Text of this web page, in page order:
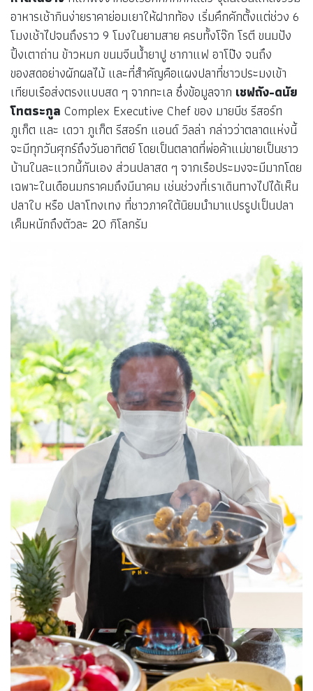
อาหารเช้ากินง่ายราคาย่อมเยาให้ฝากท้อง เริ่มคึกคักตั้งแต่ช่วง 6
โมงเช้าไปจนถึงราว 9 โมงในยามสาย ครบทั้งโจ๊ก โรตี ขนมปัง
ปิ้งเตาถ่าน ข้าวหมก ขนมจีนน้ำยาปู ชากาแฟ อาโป๊ง จนถึง
ของสดอย่างผักผลไม้ และที่สำคัญคือแผงปลาที่ชาวประมงเข้า
เทียบเรือส่งตรงแบบสด ๆ จากทะเล ซึ่งข้อมูลจาก เชฟถัง-ดนัย
โทตระกูล Complex Executive Chef ของ มายบีช รีสอร์ท
ภูเก็ต และ เดวา ภูเก็ต รีสอร์ท แอนด์ วิลล่า กล่าวว่าตลาดแห่งนี้
จะมีทุกวันศุกร์ถึงวันอาทิตย์ โดยเป็นตลาดที่พ่อค้าแม่ขายเป็นชาว
บ้านในละแวกนี้กันเอง ส่วนปลาสด ๆ จากเรือประมงจะมีมากโดย
เฉพาะในเดือนมกราคมถึงมีนาคม เช่นช่วงที่เราเดินทางไปได้เห็น
ปลาใบ หรือ ปลาโทงเทง ที่ชาวภาคใต้นิยมนำมาแปรรูปเป็นปลา
เค็มหนักถึงตัวละ 20 กิโลกรัม